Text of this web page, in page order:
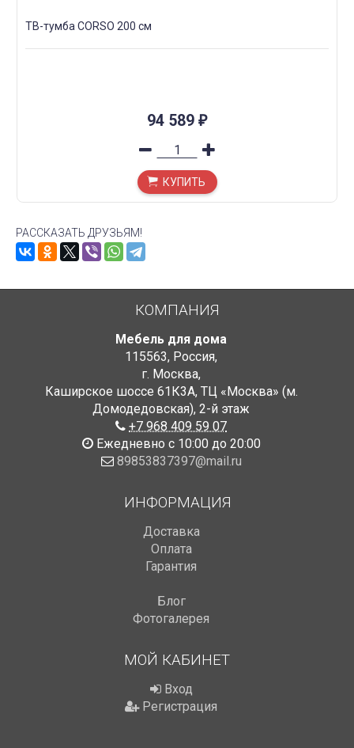
ТВ-тумба CORSO 200 см
94 589 ₽
КУПИТЬ
РАССКАЗАТЬ ДРУЗЬЯМ!
КОМПАНИЯ
Мебель для дома
115563, Россия,
г. Москва,
Каширское шоссе 61К3А, ТЦ «Москва» (м.
Домодедовская), 2-й этаж
+7 968 409 59 07
Ежедневно с 10:00 до 20:00
89853837397@mail.ru
ИНФОРМАЦИЯ
Доставка
Оплата
Гарантия
Блог
Фотогалерея
МОЙ КАБИНЕТ
Вход
Регистрация